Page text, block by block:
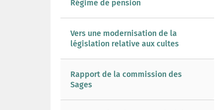
Régime de pension
Vers une modernisation de la
législation relative aux cultes
Rapport de la commission des
Sages